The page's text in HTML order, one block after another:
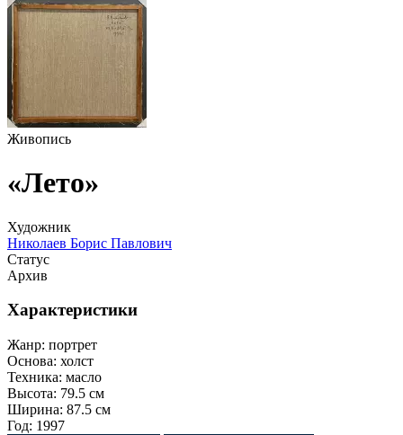
Живопись
«Лето»
Художник
Николаев Борис Павлович
Статус
Архив
Характеристики
Жанр: портрет
Основа: холст
Техника: масло
Высота: 79.5 см
Ширина: 87.5 см
Год: 1997